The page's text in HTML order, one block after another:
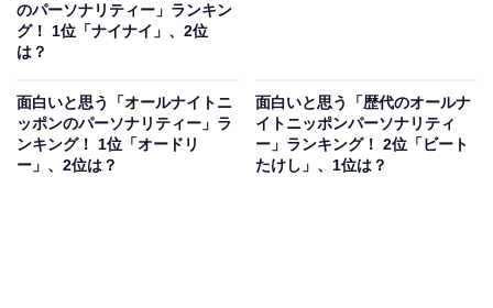
のパーソナリティー」ランキン
グ！ 1位「ナイナイ」、2位
は？
面白いと思う「オールナイトニ
ッポンのパーソナリティー」ラ
ンキング！ 1位「オードリ
ー」、2位は？
面白いと思う「歴代のオールナ
イトニッポンパーソナリティ
ー」ランキング！ 2位「ビート
たけし」、1位は？